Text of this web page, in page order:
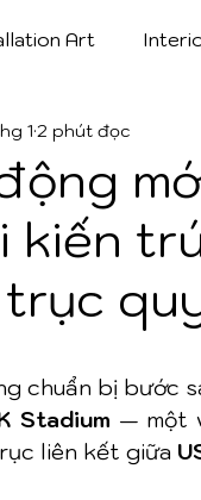
Art
kiến
1 2 phút đọc
chuẩn bị bước
Stadium — một
liên kết giữa